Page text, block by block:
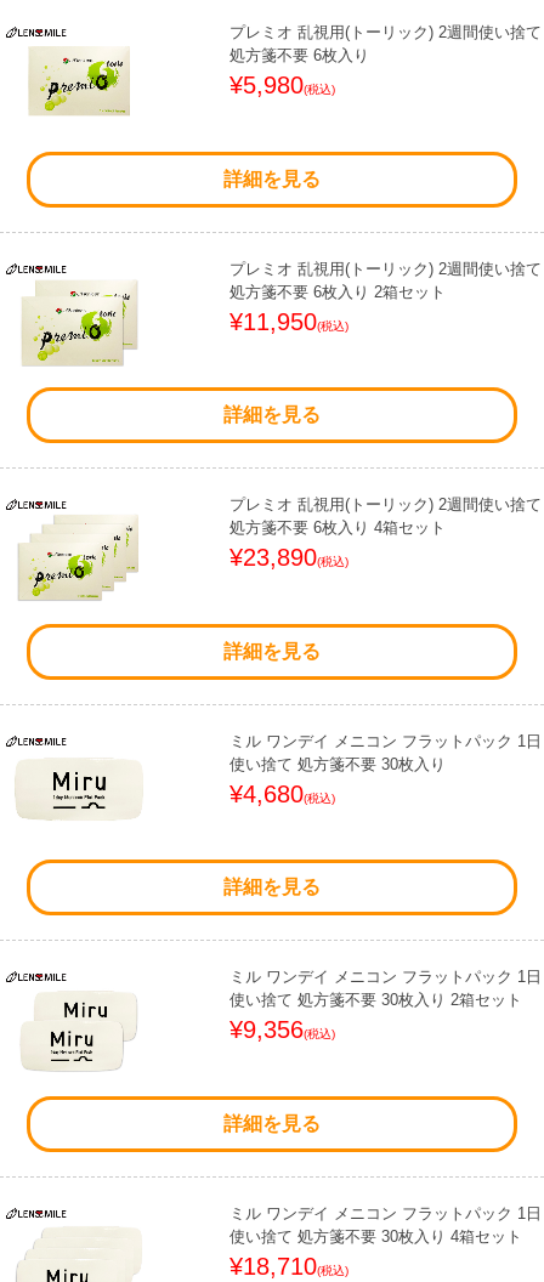
プレミオ 乱視用(トーリック) 2週間使い捨て
処方箋不要 6枚入り
¥5,980(税込)
詳細を見る
プレミオ 乱視用(トーリック) 2週間使い捨て
処方箋不要 6枚入り 2箱セット
¥11,950(税込)
詳細を見る
プレミオ 乱視用(トーリック) 2週間使い捨て
処方箋不要 6枚入り 4箱セット
¥23,890(税込)
詳細を見る
ミル ワンデイ メニコン フラットパック 1日
使い捨て 処方箋不要 30枚入り
¥4,680(税込)
詳細を見る
ミル ワンデイ メニコン フラットパック 1日
使い捨て 処方箋不要 30枚入り 2箱セット
¥9,356(税込)
詳細を見る
ミル ワンデイ メニコン フラットパック 1日
使い捨て 処方箋不要 30枚入り 4箱セット
¥18,710(税込)